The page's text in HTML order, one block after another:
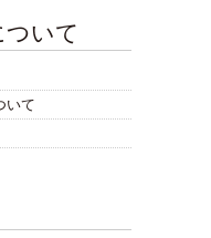
ついて
いて